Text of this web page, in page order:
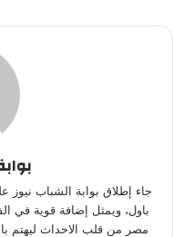
جاء إطلاق بوابة الشباب نيوز
باول، ويمثل إضافة قوية في
مصر من قلب الاحداث ليهتم